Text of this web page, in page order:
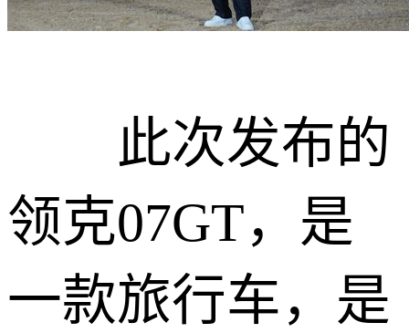
此次发布的
领克07GT，是
一款旅行车，是